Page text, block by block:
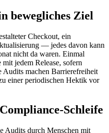
bewegliches Ziel
Checkout, ein
— jedes davon kann
nicht da waren. Einmal
jedem Release, sofern
Audits machen Barrierefreiheit
einer periodischen Hektik vor
Schleife
Audits durch Menschen mit